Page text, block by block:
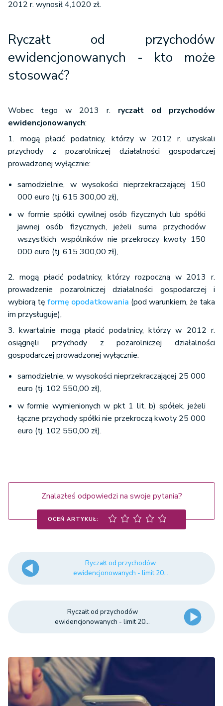
2012 r. wynosił 4,1020 zł.
Ryczałt od przychodów
ewidencjonowanych - kto może
stosować?
Wobec tego w 2013 r. ryczałt od przychodów
ewidencjonowanych:
1. mogą płacić podatnicy, którzy w 2012 r. uzyskali
przychody z pozarolniczej działalności gospodarczej
prowadzonej wyłącznie:
samodzielnie, w wysokości nieprzekraczającej 150
000 euro (tj. 615 300,00 zł),
w formie spółki cywilnej osób fizycznych lub spółki
jawnej osób fizycznych, jeżeli suma przychodów
wszystkich wspólników nie przekroczy kwoty 150
000 euro (tj. 615 300,00 zł),
2. mogą płacić podatnicy, którzy rozpoczną w 2013 r.
prowadzenie pozarolniczej działalności gospodarczej i
wybiorą tę formę opodatkowania (pod warunkiem, że taka
im przysługuje),
3. kwartalnie mogą płacić podatnicy, którzy w 2012 r.
osiągnęli przychody z pozarolniczej działalności
gospodarczej prowadzonej wyłącznie:
samodzielnie, w wysokości nieprzekraczającej 25 000
euro (tj. 102 550,00 zł),
w formie wymienionych w pkt 1 lit. b) spółek, jeżeli
łączne przychody spółki nie przekroczą kwoty 25 000
euro (tj. 102 550,00 zł).
Znalazłeś odpowiedzi na swoje pytania?
OCEŃ ARTYKUŁ:
Ryczałt od przychodów
ewidencjonowanych - limit 20...
Ryczałt od przychodów
ewidencjonowanych - limit 20...